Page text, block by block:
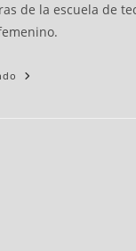
de la escuela de